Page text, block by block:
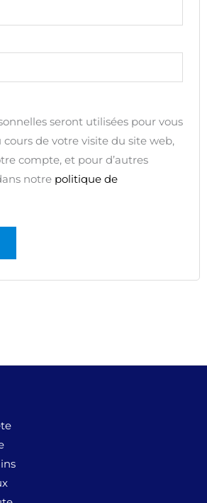
seront utilisées pour vous
de votre visite du site web,
compte, et pour d’autres
notre politique de